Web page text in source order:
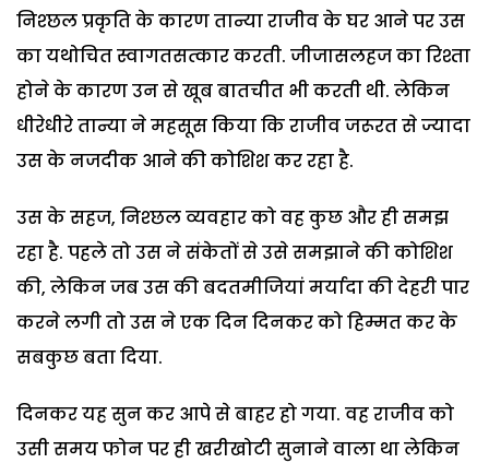
निश्छल प्रकृति के कारण तान्या राजीव के घर आने पर उस
का यथोचित स्वागतसत्कार करती. जीजासलहज का रिश्ता
होने के कारण उन से खूब बातचीत भी करती थी. लेकिन
धीरेधीरे तान्या ने महसूस किया कि राजीव जरूरत से ज्यादा
उस के नजदीक आने की कोशिश कर रहा है.
उस के सहज, निश्छल व्यवहार को वह कुछ और ही समझ
रहा है. पहले तो उस ने संकेतों से उसे समझाने की कोशिश
की, लेकिन जब उस की बदतमीजियां मर्यादा की देहरी पार
करने लगी तो उस ने एक दिन दिनकर को हिम्मत कर के
सबकुछ बता दिया.
दिनकर यह सुन कर आपे से बाहर हो गया. वह राजीव को
उसी समय फोन पर ही खरीखोटी सुनाने वाला था लेकिन